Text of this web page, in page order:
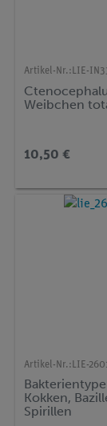
Artikel-Nr.: LIE-
Weibchen
10,50 €
Artikel-Nr.: LIE-
Kokken,
Spirillen